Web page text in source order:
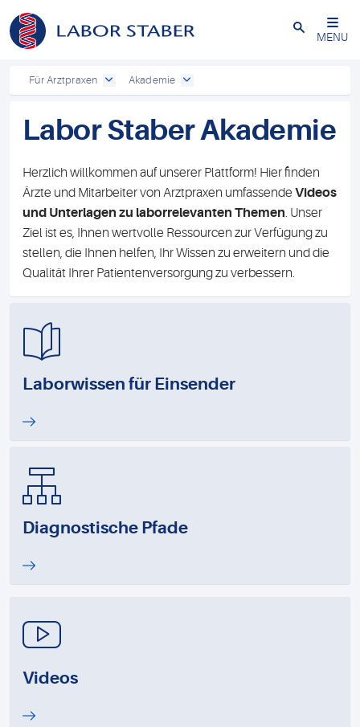
Schließen
MENU
Für Arztpraxen Akademie
Labor Staber Akademie
Herzlich willkommen auf unserer Plattform! Hier finden
Ärzte und Mitarbeiter von Arztpraxen umfassende Videos
und Unterlagen zu laborrelevanten Themen. Unser
Ziel ist es, Ihnen wertvolle Ressourcen zur Verfügung zu
stellen, die Ihnen helfen, Ihr Wissen zu erweitern und die
Qualität Ihrer Patientenversorgung zu verbessern.
Laborwissen für Einsender
Diagnostische Pfade
Videos